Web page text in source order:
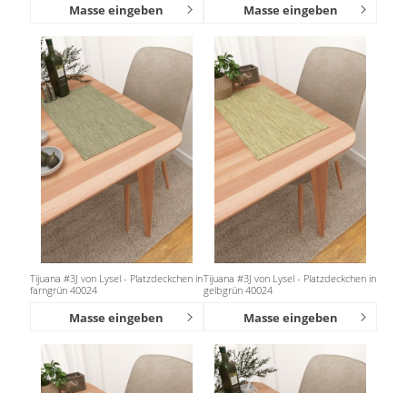
Masse eingeben Masse eingeben
Tijuana #3J von Lysel - Platzdeckchen in
farngrün 40024
Masse eingeben
Tijuana #3J von Lysel - Platzdeckchen in
gelbgrün 40024
Masse eingeben